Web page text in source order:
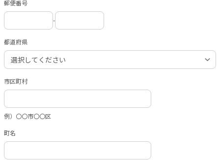
郵便番号
-
都道府県
市区町村
例）〇〇市〇〇区
町名